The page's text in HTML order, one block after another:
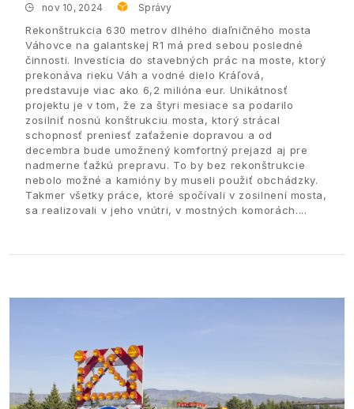
nov 10, 2024 Správy
Rekonštrukcia 630 metrov dlhého diaľničného mosta
Váhovce na galantskej R1 má pred sebou posledné
činnosti. Investícia do stavebných prác na moste, ktorý
prekonáva rieku Váh a vodné dielo Kráľová,
predstavuje viac ako 6,2 milióna eur. Unikátnosť
projektu je v tom, že za štyri mesiace sa podarilo
zosilniť nosnú konštrukciu mosta, ktorý strácal
schopnosť preniesť zaťaženie dopravou a od
decembra bude umožnený komfortný prejazd aj pre
nadmerne ťažkú prepravu. To by bez rekonštrukcie
nebolo možné a kamióny by museli použiť obchádzky.
Takmer všetky práce, ktoré spočívali v zosilnení mosta,
sa realizovali v jeho vnútri, v mostných komorách.